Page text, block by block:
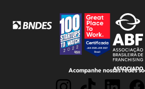
Acompanhe nossas redes